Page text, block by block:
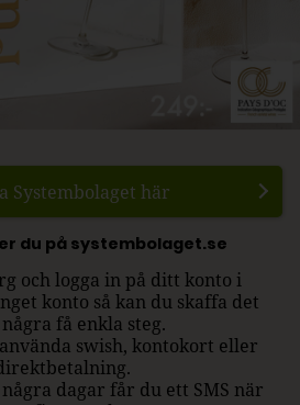
Systembolaget här
du på systembolaget.se
och logga in på ditt konto i
konto så kan du skaffa det
få enkla steg.
swish, kontokort eller
dagar får du ett SMS när